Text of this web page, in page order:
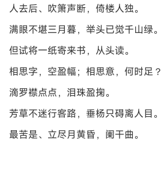
人去后、吹箫声断，倚楼人独。
满眼不堪三月暮，举头已觉千山绿。
但试将一纸寄来书，从头读。
相思字，空盈幅；相思意，何时足？
滴罗襟点点，泪珠盈掬。
芳草不迷行客路，垂杨只碍离人目。
最苦是、立尽月黄昏，阑干曲。